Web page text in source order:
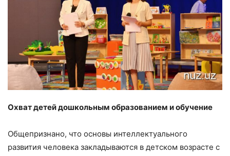
Охват детей дошкольным образованием и обучение
Общепризнано, что основы интеллектуального
развития человека закладываются в детском возрасте с